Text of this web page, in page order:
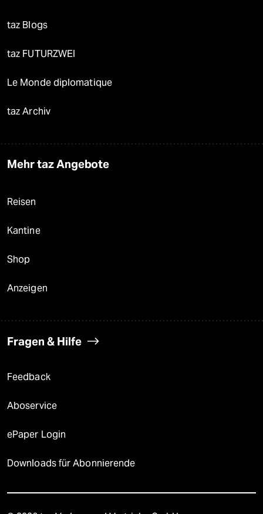
taz Blogs
taz FUTURZWEI
Le Monde diplomatique
taz Archiv
Mehr taz Angebote
Reisen
Kantine
Shop
Anzeigen
Fragen & Hilfe
Feedback
Aboservice
ePaper Login
Downloads für Abonnierende